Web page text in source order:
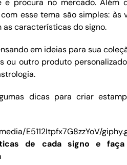
e procura no mercado. Além
esse tema são simples: às
as características do signo.
em ideias para sua
ou outro produto
dicas para criar
E5112Itpfx7G8zzYoV/
de cada signo e